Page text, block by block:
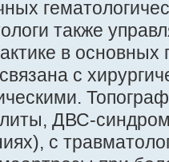
также
в
с
ДВС-
с